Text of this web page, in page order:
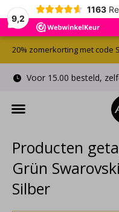
9,2
1163
Voor 15.00 besteld,
20% zomerkorting met code
Producten
Grün
Silber